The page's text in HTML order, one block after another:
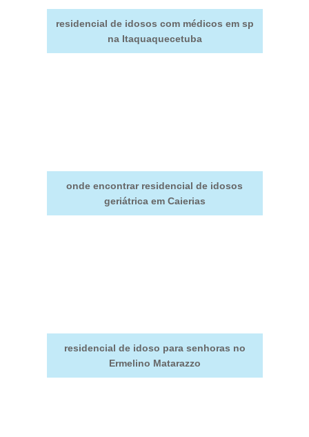
residencial de idosos com médicos em sp
na Itaquaquecetuba
onde encontrar residencial de idosos
geriátrica em Caierias
residencial de idoso para senhoras no
Ermelino Matarazzo